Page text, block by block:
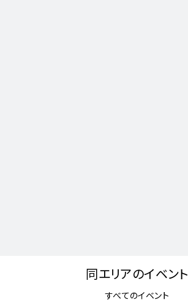
同エリアのイベント
すべてのイベント